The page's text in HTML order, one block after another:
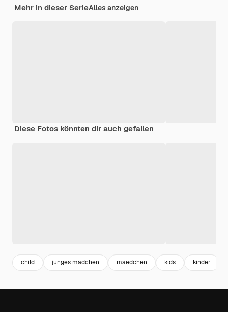
Mehr in dieser SerieAlles anzeigen
Diese Fotos könnten dir auch gefallen
child junges mädchen maedchen kids kinder